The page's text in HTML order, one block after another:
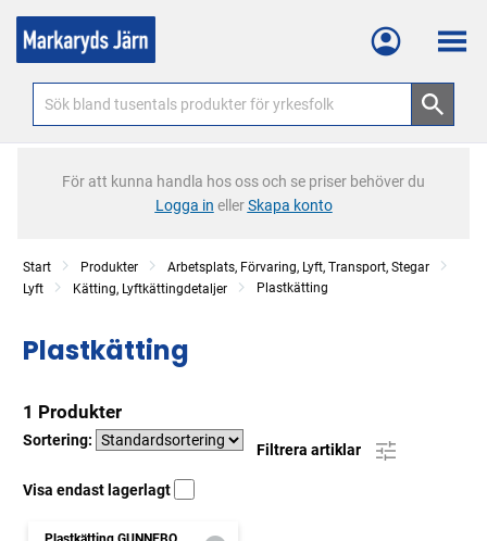
Meny
För att kunna handla hos oss och se priser behöver du
Logga in ellerSkapa konto
Start Produkter
Arbetsplats, Förvaring, Lyft, Transport, Stegar
Lyft
Kätting, Lyftkättingdetaljer Plastkätting
Plastkätting
1 Produkter
Sortering:
Filtrera artiklar
Visa endast lagerlagt